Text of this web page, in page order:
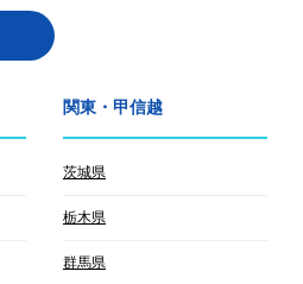
関東・甲信越
茨城県
栃木県
群馬県